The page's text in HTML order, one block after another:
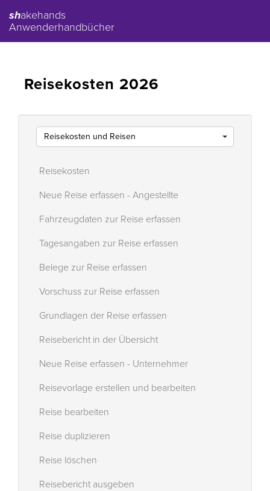
shakehands
Anwenderhandbücher
Reisekosten 2026
Reisekosten und Reisen
Reisekosten
Neue Reise erfassen - Angestellte
Fahrzeugdaten zur Reise erfassen
Tagesangaben zur Reise erfassen
Belege zur Reise erfassen
Vorschuss zur Reise erfassen
Grundlagen der Reise erfassen
Reisebericht in der Übersicht
Neue Reise erfassen - Unternehmer
Reisevorlage erstellen und bearbeiten
Reise bearbeiten
Reise duplizieren
Reise löschen
Reisebericht ausgeben